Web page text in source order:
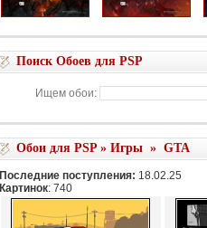
Поиск Обоев для PSP
Ищем обои:
Обои для PSP» Игры» GTA
Последние поступления: 18.02.25
Картинок: 740